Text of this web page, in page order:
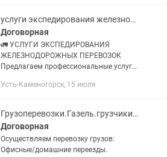
услуги экспедирования железнодорожных перевозок
Договорная
🚛 УСЛУГИ ЭКСПЕДИРОВАНИЯ
ЖЕЛЕЗНОДОРОЖНЫХ ПЕРЕВОЗОК
Предлагаем профессиональные услуги
грузоперевозки железнодорожным
СНГ. ✅...
Усть-Каменогорск, 15 июля
Грузоперевозки.Газель.грузчики.Переезд.Доставки.Вывоз мусора.
Договорная
Осуществляем перевозку грузов:
Офисные/домашние переезды.